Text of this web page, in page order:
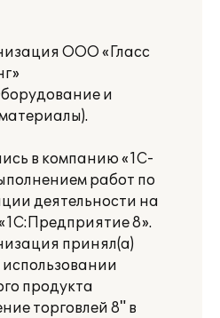
ООО «Гласc
и
в компанию «1С-
работ по
деятельности на
8».
принял(а)
продукта
торговлей 8" в